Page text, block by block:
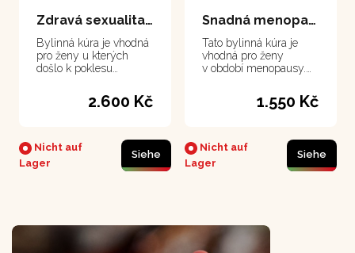
Zdravá sexualita ženy
Bylinná kúra je vhodná
pro ženy u kterých
došlo k poklesu
důvodů hormonálních
nebo emocionálních
hormonů v organismu,
který se může projevit
již od 30. let.
2.600 Kč
Nicht auf
Lager
Siehe
Snadná menopauza a menstruace
Tato bylinná kúra je
vhodná pro ženy
v období menopausy.
z těchto rostlin projdete
tímto náročnějším
je pocení, návaly,
migrény nebo silnější
krvácení či bolestivá
chtějí si zachovat
mladistvý vzhled a...
1.550 Kč
Nicht auf
Lager
Siehe